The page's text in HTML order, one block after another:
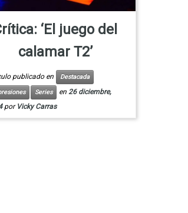
‘El juego del
calamar T2’
publicado en
Destacada
Series en26 diciembre,
por Vicky Carras